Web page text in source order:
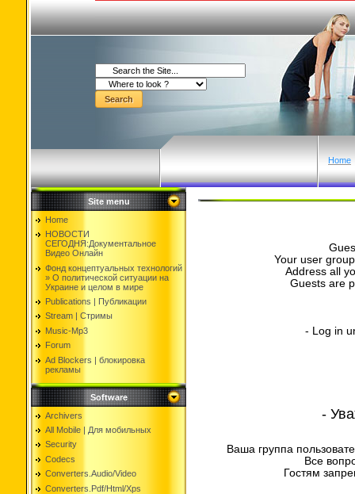
Home
Site menu
Home
НОВОСТИ
СЕГОДНЯ:Документальнoе
Видео Oнлайн
Фонд концептуальных технологий
» O политической ситуации на
Украине и целом в мире
Publications | Публикации
Stream | Стримы
Music-Mp3
Forum
Ad Blockers | блокировкa
рекламы
Software
Archivers
All Mobile | Для мобильных
Security
Codecs
Converters.Audio/Video
Converters.Pdf/Html/Xps
Your user
Address all
Guests are
- Log in
-
Ваша группа
Все
Гостям